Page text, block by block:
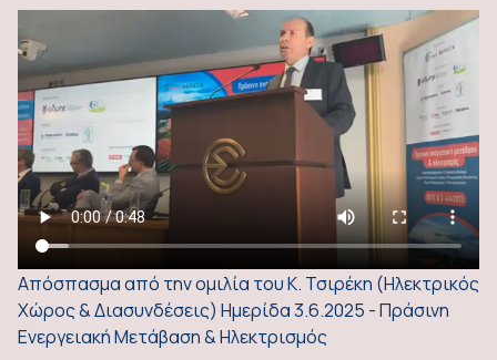
Απόσπασμα από την ομιλία του Κ. Τσιρέκη (Ηλεκτρικός
Χώρος & Διασυνδέσεις) Ημερίδα 3.6.2025 - Πράσινη
Ενεργειακή Μετάβαση & Ηλεκτρισμός